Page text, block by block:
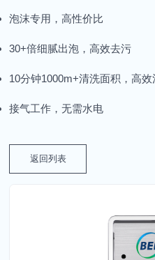
泡沫专用，高性价比
30+倍细腻出泡，高效去污
10分钟1000m+清洗面积，高效
接气工作，无需水电
返回列表